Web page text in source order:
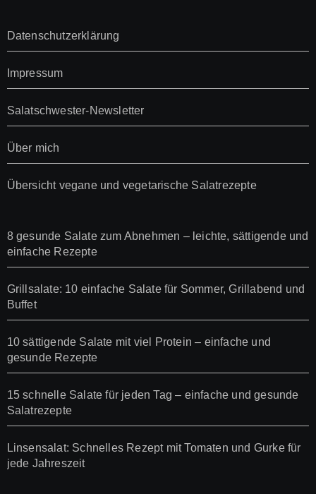
Datenschutzerklärung
Impressum
Salatschwester-Newsletter
Über mich
Übersicht vegane und vegetarische Salatrezepte
8 gesunde Salate zum Abnehmen – leichte, sättigende und
einfache Rezepte
Grillsalate: 10 einfache Salate für Sommer, Grillabend und
Buffet
10 sättigende Salate mit viel Protein – einfache und
gesunde Rezepte
15 schnelle Salate für jeden Tag – einfache und gesunde
Salatrezepte
Linsensalat: Schnelles Rezept mit Tomaten und Gurke für
jede Jahreszeit